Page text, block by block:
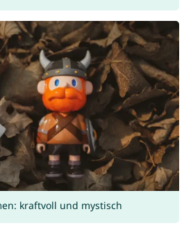
kraftvoll und mystisch